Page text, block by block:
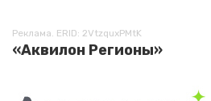
Реклама. ERID: 2VtzquxPMtK
«Аквилон Регионы»